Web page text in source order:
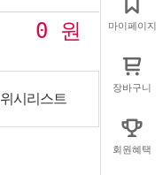
마이페이지
장바구니
회원혜택
0 원
위시리스트